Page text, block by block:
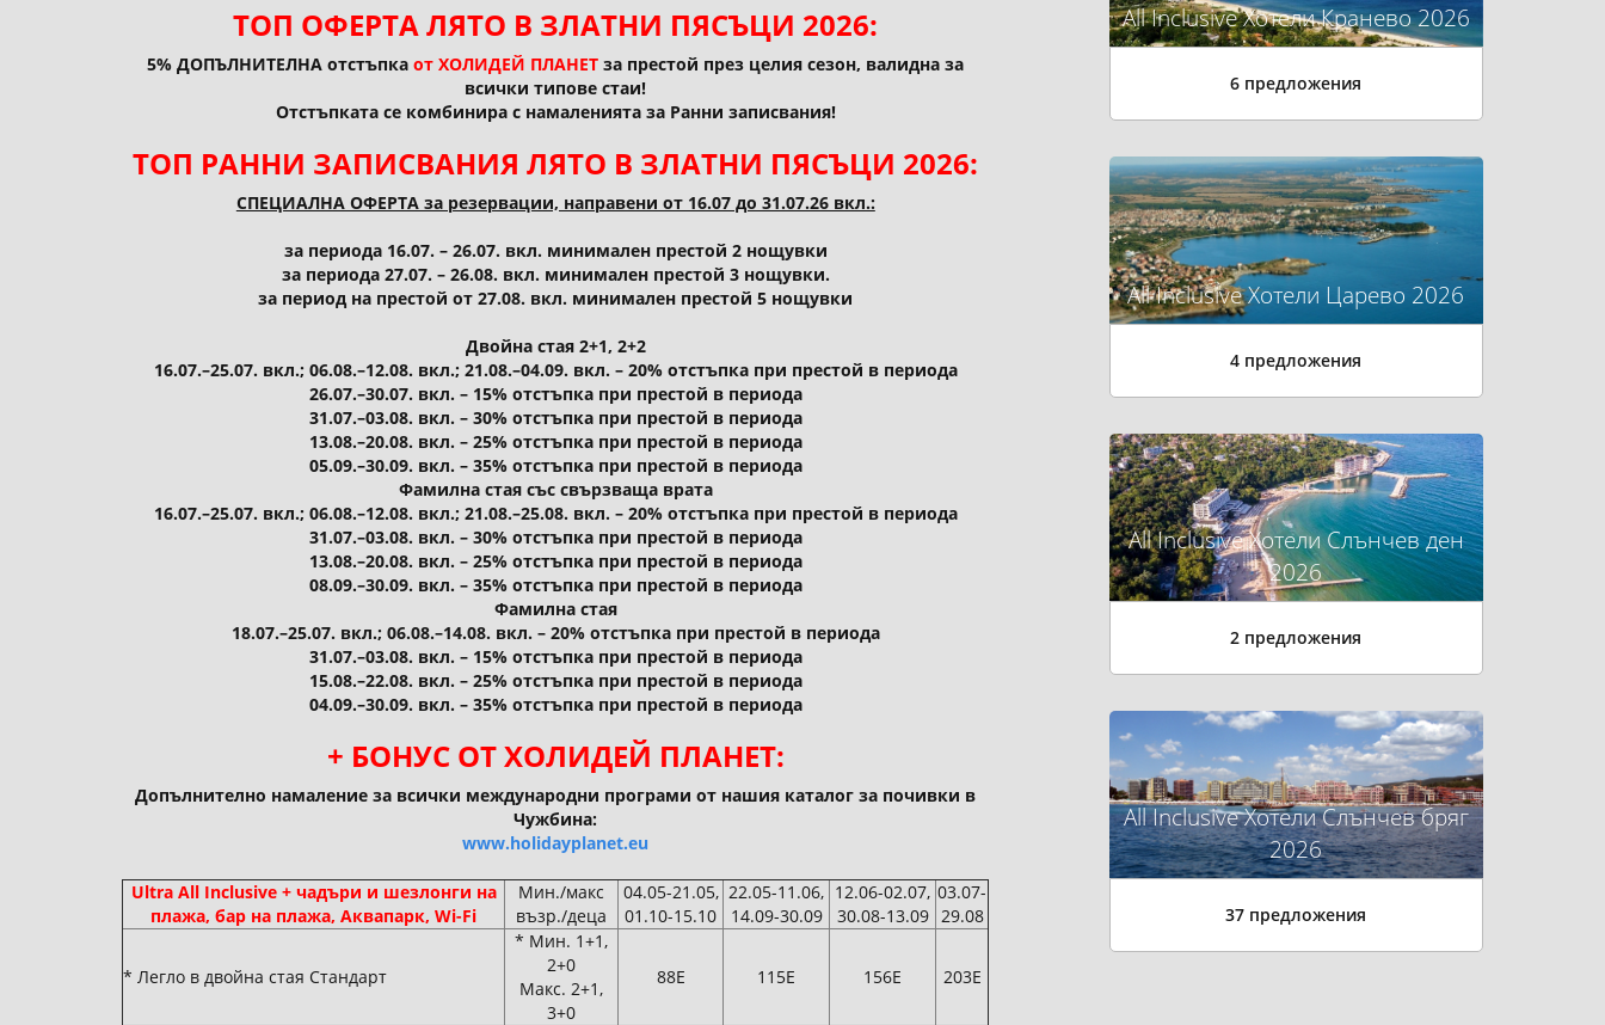
ТОП ОФЕРТА ЛЯТО В ЗЛАТНИ ПЯСЪЦИ 2026:
5% ДОПЪЛНИТЕЛНА отстъпка от ХОЛИДЕЙ ПЛАНЕТ за престой през целия сезон, валидна за
всички типове стаи!
Отстъпката се комбинира с намаленията за Ранни записвания!
ТОП РАННИ ЗАПИСВАНИЯ ЛЯТО В ЗЛАТНИ ПЯСЪЦИ 2026:
СПЕЦИАЛНА ОФЕРТА за резервации, направени от 16.07 до 31.07.26 вкл.:
за периода 16.07. – 26.07. вкл. минимален престой 2 нощувки
за периода 27.07. – 26.08. вкл. минимален престой 3 нощувки.
за период на престой от 27.08. вкл. минимален престой 5 нощувки
Двойна стая 2+1, 2+2
16.07.–25.07. вкл.; 06.08.–12.08. вкл.; 21.08.–04.09. вкл. – 20% отстъпка при престой в периода
26.07.–30.07. вкл. – 15% отстъпка при престой в периода
31.07.–03.08. вкл. – 30% отстъпка при престой в периода
13.08.–20.08. вкл. – 25% отстъпка при престой в периода
05.09.–30.09. вкл. – 35% отстъпка при престой в периода
Фамилна стая със свързваща врата
16.07.–25.07. вкл.; 06.08.–12.08. вкл.; 21.08.–25.08. вкл. – 20% отстъпка при престой в периода
31.07.–03.08. вкл. – 30% отстъпка при престой в периода
13.08.–20.08. вкл. – 25% отстъпка при престой в периода
08.09.–30.09. вкл. – 35% отстъпка при престой в периода
Фамилна стая
18.07.–25.07. вкл.; 06.08.–14.08. вкл. – 20% отстъпка при престой в периода
31.07.–03.08. вкл. – 15% отстъпка при престой в периода
15.08.–22.08. вкл. – 25% отстъпка при престой в периода
04.09.–30.09. вкл. – 35% отстъпка при престой в периода
+ БОНУС ОТ ХОЛИДЕЙ ПЛАНЕТ:
Допълнително намаление за всички международни програми от нашия каталог за почивки в
Чужбина:
www.holidayplanet.eu
Ultra All Inclusive + чадъри и шезлонги на
плажа, бар на плажа, Аквапарк, Wi-Fi
Мин./макс
възр./деца
04.05-21.05,
01.10-15.10
22.05-11.06,
14.09-30.09
12.06-02.07,
30.08-13.09
03.07-
29.08
* Легло в двойна стая Стандарт
* Мин. 1+1,
2+0
Макс. 2+1,
3+0
88Е 115Е 156Е 203Е
All Inclusive Хотели Кранево 2026
6 предложения
All Inclusive Хотели Царево 2026
4 предложения
All Inclusive Хотели Слънчев ден
2026
2 предложения
All Inclusive Хотели Слънчев бряг
2026
37 предложения